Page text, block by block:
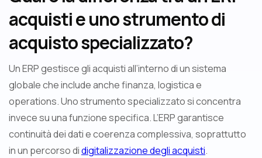
acquisti e uno strumento di
acquisto specializzato?
Un ERP gestisce gli acquisti all’interno di un sistema
globale che include anche finanza, logistica e
operations. Uno strumento specializzato si concentra
invece su una funzione specifica. L’ERP garantisce
continuità dei dati e coerenza complessiva, soprattutto
in un percorso didigitalizzazione degli acquisti.